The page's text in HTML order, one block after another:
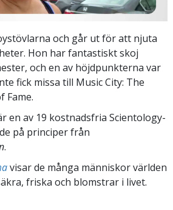
och går ut för att njuta
Hon har fantastiskt skoj
och en av höjdpunkterna var
fick missa till Music City: The
Fame.
en av 19 kostnadsfria Scientology-
på principer från
.
visar de många människor världen
friska och blomstrar i livet.